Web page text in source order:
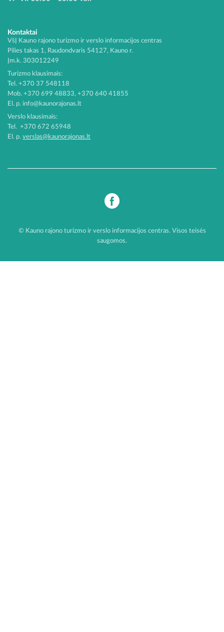
Kontaktai
VšĮ Kauno rajono turizmo ir verslo informacijos centras
Pilies takas 1, Raudondvaris 54127, Kauno r.
Įm.k. 303012249
Turizmo klausimais:
Tel. +370 37 548118
Mob. +370 699 48833, +370 640 41855
El. p. info@kaunorajonas.lt
Verslo klausimais:
Tel. +370 672 65948
El. p. verslas@kaunorajonas.lt
© Kauno rajono turizmo ir verslo informacijos centras. Visos teisės
saugomos.